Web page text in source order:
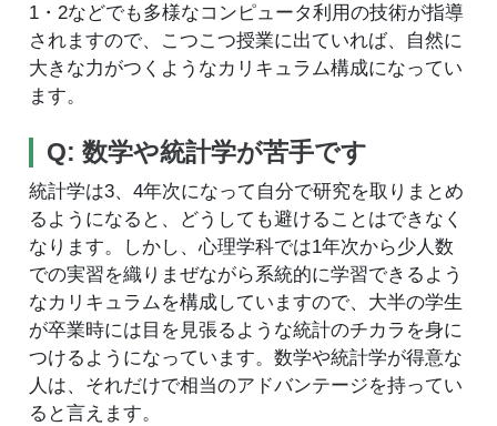
1・2などでも多様なコンピュータ利用の技術が指導
されますので、こつこつ授業に出ていれば、自然に
大きな力がつくようなカリキュラム構成になってい
ます。
Q: 数学や統計学が苦手です
統計学は3、4年次になって自分で研究を取りまとめ
るようになると、どうしても避けることはできなく
なります。しかし、心理学科では1年次から少人数
での実習を織りまぜながら系統的に学習できるよう
なカリキュラムを構成していますので、大半の学生
が卒業時には目を見張るような統計のチカラを身に
つけるようになっています。数学や統計学が得意な
人は、それだけで相当のアドバンテージを持ってい
ると言えます。